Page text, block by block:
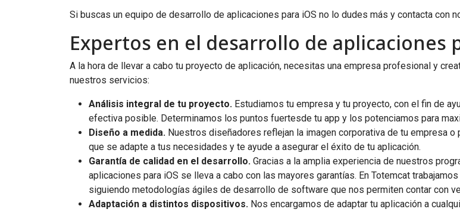
Si buscas un equipo de desarrollo de aplicaciones para iOS no lo dudes más y contacta con
Expertos en el desarrollo de aplicaciones
A la hora de llevar a cabo tu proyecto de aplicación, necesitas una empresa profesional y
nuestros servicios:
Análisis integral de tu proyecto. Estudiamos tu empresa y tu proyecto, con el fin de
efectiva posible. Determinamos los puntos fuertesde tu app y los potenciamos para
Diseño a medida. Nuestros diseñadores reflejan la imagen corporativa de tu empresa
que se adapte a tus necesidades y te ayude a asegurar el éxito de tu aplicación.
Garantía de calidad en el desarrollo. Gracias a la amplia experiencia de nuestros
aplicaciones para iOS se lleva a cabo con las mayores garantías. En Totemcat
siguiendo metodologías ágiles de desarrollo de software que nos permiten contar con
Adaptación a distintos dispositivos. Nos encargamos de adaptar tu aplicación a